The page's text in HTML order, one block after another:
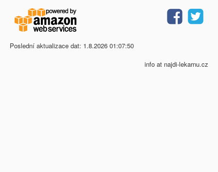
Poslední aktualizace dat: 1.8.2026 01:07:50
info at najdi-lekarnu.cz